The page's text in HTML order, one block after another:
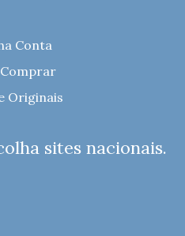
Conta
Originais
sites nacionais.